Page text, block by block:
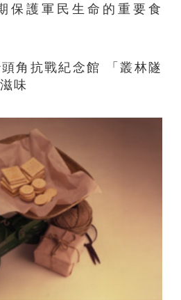
保護軍民生命的重要食
角抗戰紀念館 「叢林隧
味